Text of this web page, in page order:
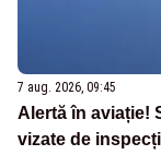
7 aug. 2026, 09:45
Alertă în aviație!
vizate de